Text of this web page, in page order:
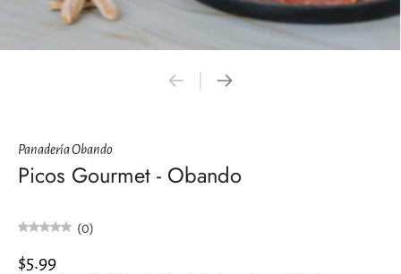
Panadería Obando
Picos Gourmet - Obando
(0)
$5.99